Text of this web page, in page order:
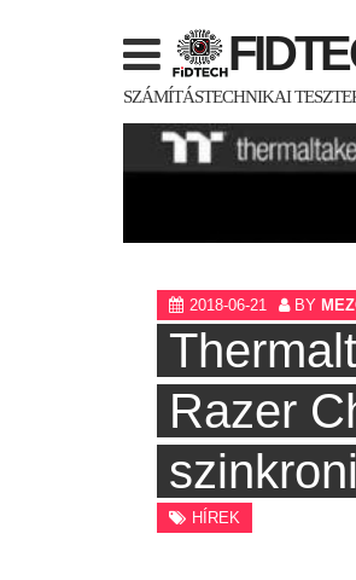
SZÁMÍTÁSTECHNIKAI
2018-06-21 BY
Razer
HÍREK